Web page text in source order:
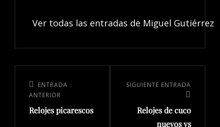
Ver todas las entradas de Miguel Gutiérrez
ENTRADA
ANTERIOR
Relojes picarescos
SIGUIENTE ENTRADA
Relojes de cuco
nuevos vs